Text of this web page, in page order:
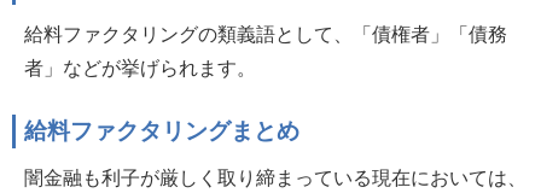
給料ファクタリングの類義語として、「債権者」「債務
者」などが挙げられます。
給料ファクタリングまとめ
闇金融も利子が厳しく取り締まっている現在においては、